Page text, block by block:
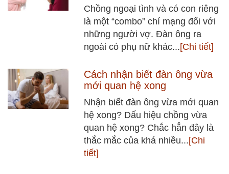
Chồng ngoại tình và có con riêng
là một “combo” chí mạng đối với
những người vợ. Đàn ông ra
ngoài có phụ nữ khác...[Chi tiết]
Cách nhận biết đàn ông vừa
mới quan hệ xong
Nhận biết đàn ông vừa mới quan
hệ xong? Dấu hiệu chồng vừa
quan hệ xong? Chắc hẳn đây là
thắc mắc của khá nhiều...[Chi
tiết]